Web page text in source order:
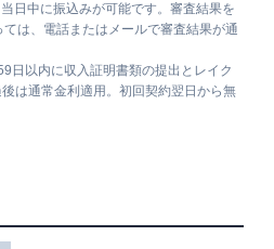
日中に振込みが可能です。審査結果を
は、電話またはメールで審査結果が通
日以内に収入証明書類の提出とレイク
は通常金利適用。初回契約翌日から無